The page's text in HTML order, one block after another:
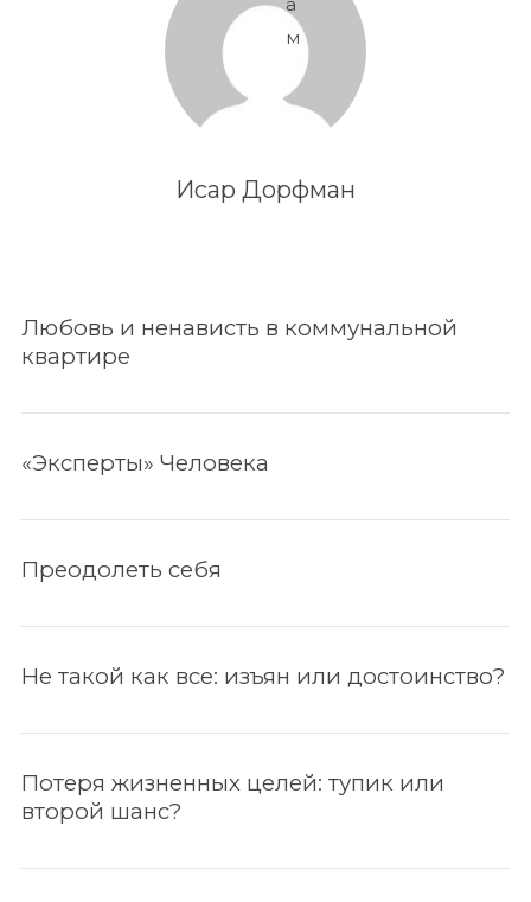
м
Исар Дорфман
Любовь и ненависть в коммунальной
квартире
«Эксперты» Человека
Преодолеть себя
Не такой как все: изъян или достоинство?
Потеря жизненных целей: тупик или
второй шанс?